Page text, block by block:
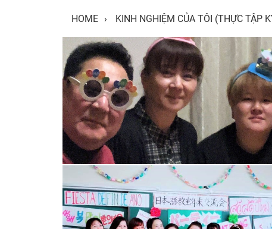
HOME › KINH NGHIỆM CỦA TÔI (THỰC TẬP